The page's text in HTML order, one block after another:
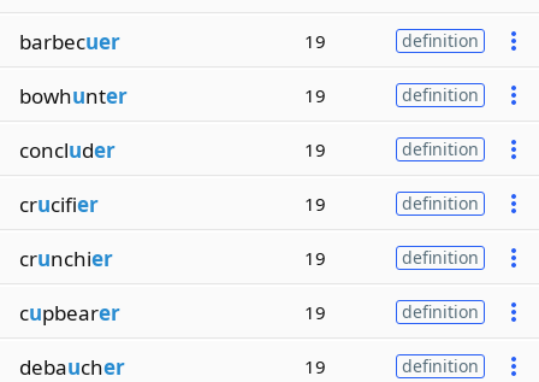
barbecuer 19 definition
bowhunter 19 definition
concluder 19 definition
crucifier 19 definition
crunchier 19 definition
cupbearer 19 definition
debaucher 19 definition